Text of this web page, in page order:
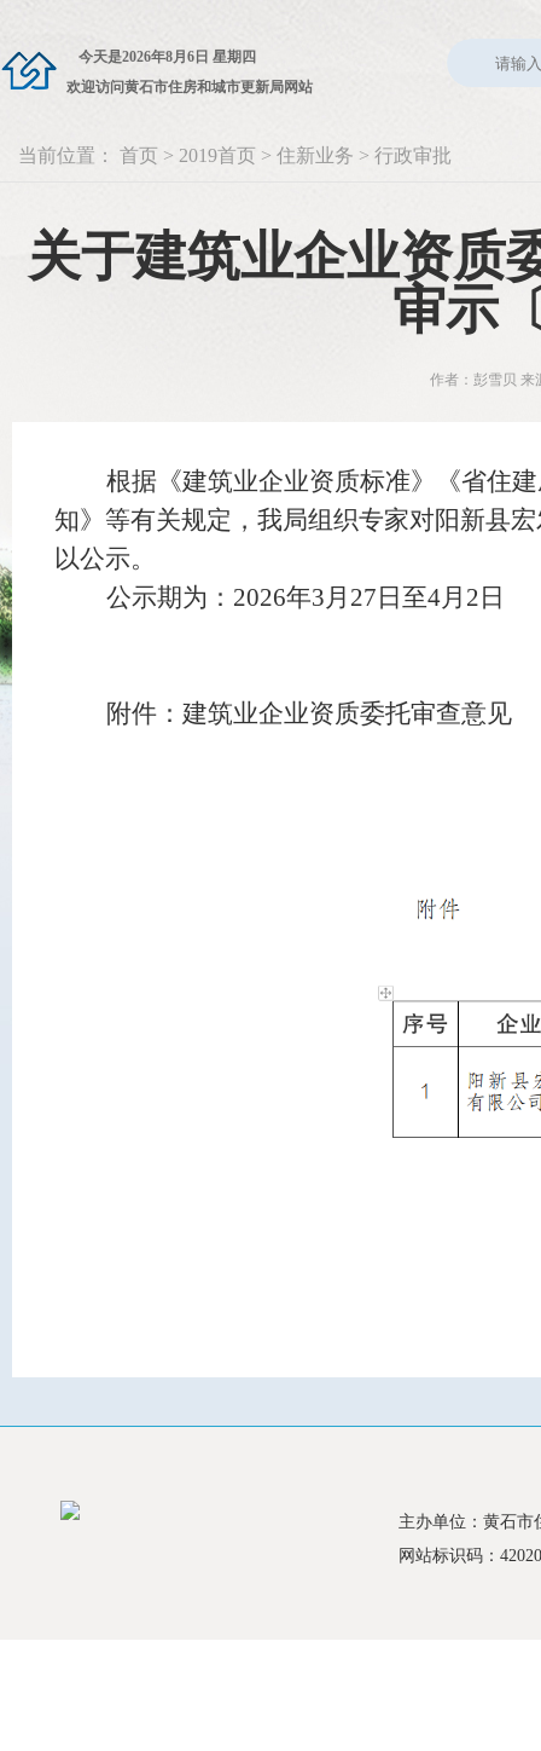
今天是2026年8月6日 星期四
欢迎访问黄石市住房和城市更新局网站
当前位置： 首页 > 2019首页 > 住新业务 > 行政审批
关于建筑业企业资质
审示
作者：彭雪贝
根据《建筑业企业资质标准》《省住
知》等有关规定，我局组织专家对阳新县
以公示。
公示期为：2026年3月27日至4月2日
附件：建筑业企业资质委托审查意见
主办单位：黄石市
网站标识码：